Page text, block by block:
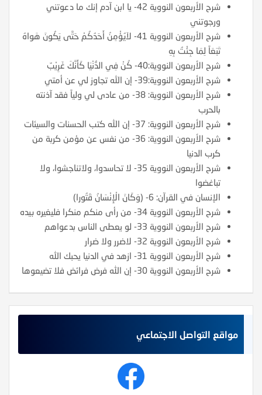
شرح الأربعون النووية 42- يا ابن آدم إنك ما دعوتني
ورجوتني
شرح الأربعون النووية 41- لاَيُؤْمِنُ أَحَدُكُمْ حَتَّى يَكُونَ هَواهُ
تَبَعَاً لِمَا جِئْتُ بِهِ
شرح الأربعون النووية:40- كُنْ فِي الدُّنْيَا كَأَنَّكَ غَرِيْبٌ
شرح الأربعون النووية:39- إن الله تجاوز لي عن أمتي
شرح الأربعون النووية: 38- من عادى لي ولياً فقد آذنته
بالحرب
شرح الأربعون النووية: 37- إن الله كتب الحسنات والسيئات
شرح الأربعون النووية: 36- من نفس عن مؤمن كربة من
كرب الدنيا
شرح الأربعون النووية 35- لا تحاسدوا، ولاتناجشوا، ولا
تباغضوا
الإنسان في القرآن: 6- (وَكَانَ الْإِنْسَانُ قَتُورا)
شرح الأربعون النووية 34- من رأى منكم منكرا فليغيره بيده
شرح الأربعون النووية 33- لو يعطى الناس بدعواهم
شرح الأربعون النووية 32- لاضرر ولا ضرار
شرح الأربعون النووية 31- ازهد في الدنيا يحبك الله
شرح الأربعون النووية 30- إن الله فرض فرائض فلا تضيعوها
مواقع التواصل الاجتماعي